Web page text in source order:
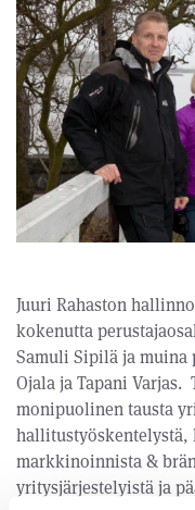
Juuri Rahaston
kokenutta
Samuli Sipilä ja
Ojala ja Tapani
monipuolinen tausta
markkinoinnista &
yritysjärjestelyistä ja